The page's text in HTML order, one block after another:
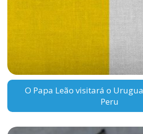
O Papa Leão visitará o
Peru